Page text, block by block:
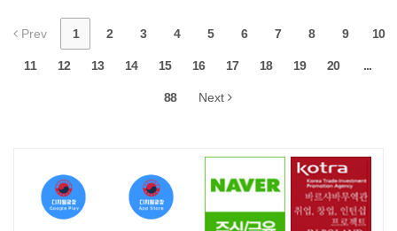
Prev 1 2 3 4 5 6 7 8 9 10
11 12 13 14 15 16 17 18 19 20 ...
88 Next